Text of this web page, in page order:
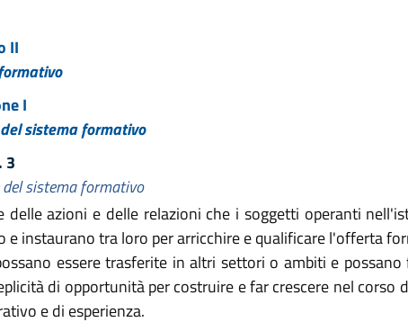
II
I
sistema formativo
3
sistema formativo
azioni e delle relazioni che i soggetti operanti
instaurano tra loro per arricchire e qualificare l'offerta
essere trasferite in altri settori o ambiti e possano
di opportunità per costruire e far crescere nel corso
e di esperienza.